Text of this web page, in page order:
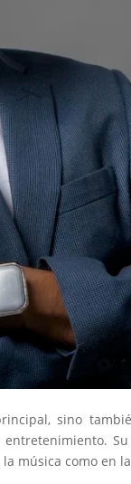
sino
Su
música como en